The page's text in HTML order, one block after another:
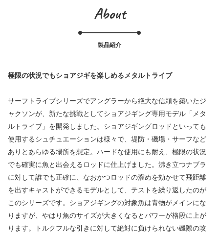
About
製品紹介
極限の状況でもショアジギを楽しめるメタルトライブ
サーフトライブシリーズでアングラーから絶大な信頼を築いたジ
ャクソンが、新たな挑戦としてショアジギング専用モデル「メタ
ルトライブ」を開発しました。ショアジギングロッドといっても
使用するシュチュエーションは様々で、堤防・磯場・サーフなど
ありとあらゆる場所を想定。ハードな使用にも耐え、極限の状況
でも確実に魚と出会えるロッドに仕上げました。沸き立つナブラ
に対して誰でも正確に、なおかつロッドの溜めを効かせて飛距離
を出すキャストができるモデルとして、テストを繰り返したのが
このシリーズです。ショアジギングの対象魚は青物がメインにな
りますが、やはり魚のサイズが大きくなるとパワーが格段に上が
ります。トルクフルな引きに対して絶対に負けられない磯際の攻